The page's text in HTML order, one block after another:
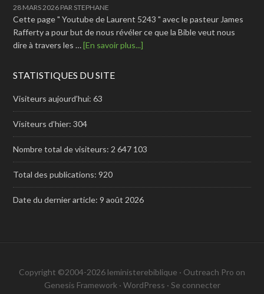
28 MARS 2026 PAR STEPHANE
Cette page " Youtube de Laurent 5243 " avec le pasteur James
Rafferty a pour but de nous révéler ce que la Bible veut nous
dire à travers les …[En savoir plus...]
STATISTIQUES DU SITE
Visiteurs aujourd’hui:63
Visiteurs d’hier:304
Nombre total de visiteurs: 2 647 103
Total des publications:920
Date du dernier article:9 août 2026
Copyright ©2004-2026 leministerebiblique · Outreach Pro on
Genesis Framework · WordPress · Se connecter